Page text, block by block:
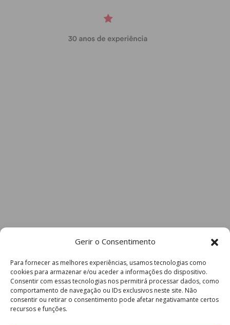
Gerir o Consentimento
Para fornecer as melhores experiências, usamos tecnologias como
cookies para armazenar e/ou aceder a informações do dispositivo.
Consentir com essas tecnologias nos permitirá processar dados, como
comportamento de navegação ou IDs exclusivos neste site. Não
consentir ou retirar o consentimento pode afetar negativamante certos
recursos e funções.